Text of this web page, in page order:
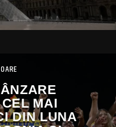
MAI
DIN LUNA